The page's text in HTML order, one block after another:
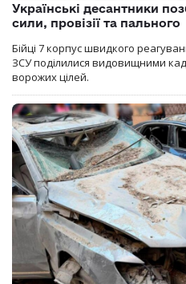
Українські десантники
сили, провізії та пального
Бійці 7 корпус швидкого
ЗСУ поділилися видовищними
ворожих цілей.